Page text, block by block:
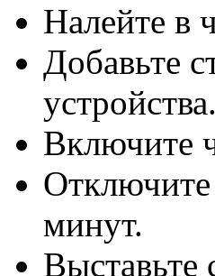
Налейте в
Добавьте
устройства.
Включите
минут.
Выставьте